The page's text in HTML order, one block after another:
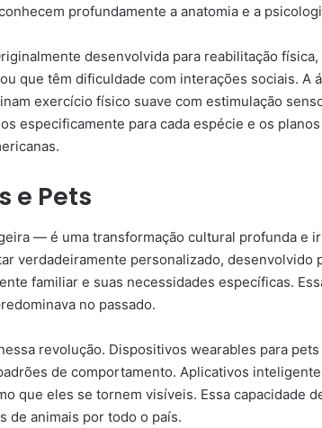
profundamente a anatomia e a
desenvolvida para reabilitação
que têm dificuldade com interações sociais. A
exercício físico suave com estimulação
especificamente para cada espécie e os
e Pets
— é uma transformação cultural profunda e
verdadeiramente personalizado,
familiar e suas necessidades específicas.
no passado.
revolução. Dispositivos wearables para
de comportamento. Aplicativos
que eles se tornem visíveis. Essa capacidade
de animais por todo o país.